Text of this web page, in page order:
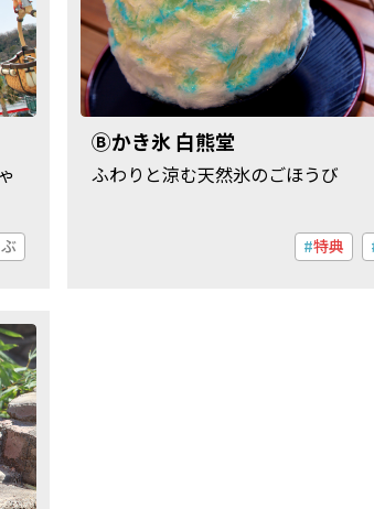
Ⓑかき氷 白熊堂
ふわりと涼む天然氷のごほうび
特典